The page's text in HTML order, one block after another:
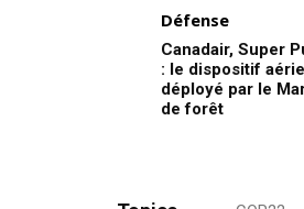
Défense
Canadair, Super
: le dispositif
déployé par le
de forêt